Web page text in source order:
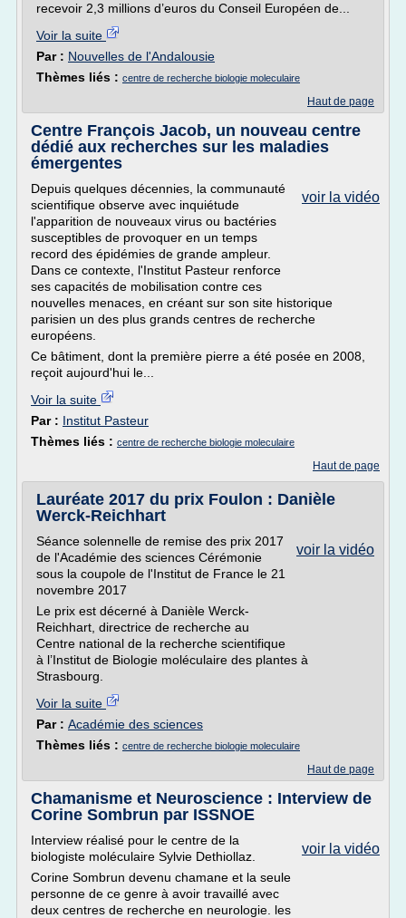
recevoir 2,3 millions d’euros du Conseil Européen de...
Voir la suite
Par : Nouvelles de l'Andalousie
Thèmes liés : centre de recherche biologie moleculaire
Haut de page
Centre François Jacob, un nouveau centre
dédié aux recherches sur les maladies
émergentes
voir la vidéo
Depuis quelques décennies, la communauté
scientifique observe avec inquiétude
l'apparition de nouveaux virus ou bactéries
susceptibles de provoquer en un temps
record des épidémies de grande ampleur.
Dans ce contexte, l'Institut Pasteur renforce
ses capacités de mobilisation contre ces
nouvelles menaces, en créant sur son site historique
parisien un des plus grands centres de recherche
européens.
Ce bâtiment, dont la première pierre a été posée en 2008,
reçoit aujourd'hui le...
Voir la suite
Par : Institut Pasteur
Thèmes liés : centre de recherche biologie moleculaire
Haut de page
Lauréate 2017 du prix Foulon : Danièle
Werck-Reichhart
voir la vidéo
Séance solennelle de remise des prix 2017
de l'Académie des sciences Cérémonie
sous la coupole de l'Institut de France le 21
novembre 2017
Le prix est décerné à Danièle Werck-
Reichhart, directrice de recherche au
Centre national de la recherche scientifique
à l’Institut de Biologie moléculaire des plantes à
Strasbourg.
Voir la suite
Par : Académie des sciences
Thèmes liés : centre de recherche biologie moleculaire
Haut de page
Chamanisme et Neuroscience : Interview de
Corine Sombrun par ISSNOE
voir la vidéo
Interview réalisé pour le centre de la
biologiste moléculaire Sylvie Dethiollaz.
Corine Sombrun devenu chamane et la seule
personne de ce genre à avoir travaillé avec
deux centres de recherche en neurologie. les